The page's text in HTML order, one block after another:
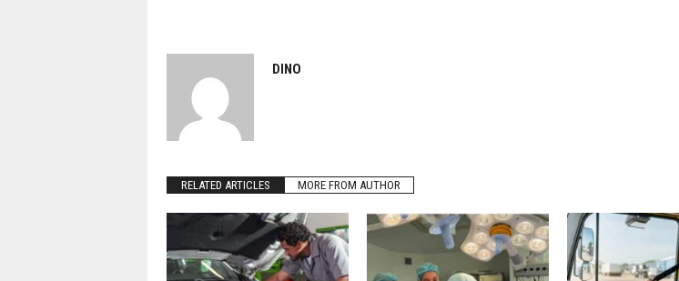
DINO
RELATED ARTICLES MORE FROM AUTHOR